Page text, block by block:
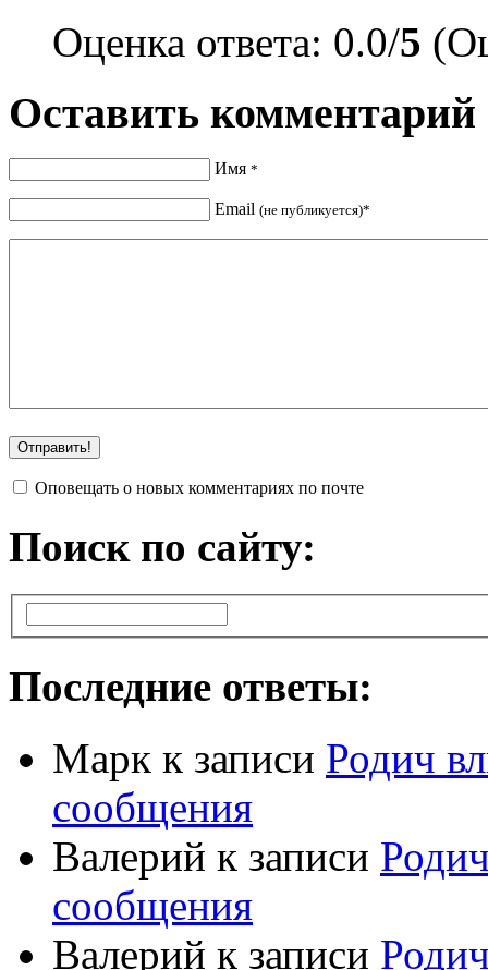
Оценка ответа: 0.0/5
Оставить комментарий
Имя *
Email (не публикуется)*
Оповещать о новых комментариях по почте
Поиск по сайту:
Последние ответы:
Марк к записи Родич
сообщения
Валерий к записи
сообщения
Валерий к записи